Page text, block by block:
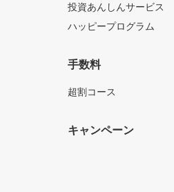
投資あんしんサービス
ハッピープログラム
手数料
超割コース
キャンペーン